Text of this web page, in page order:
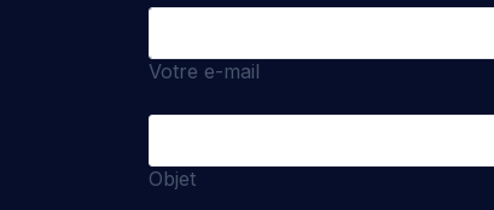
Votre e-mail
Objet